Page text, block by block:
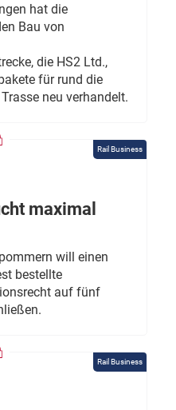
hat die
Bau von
die HS2 Ltd.,
für rund die
neu verhandelt.
Rail Business
maximal
will einen
bestellte
auf fünf
Rail Business